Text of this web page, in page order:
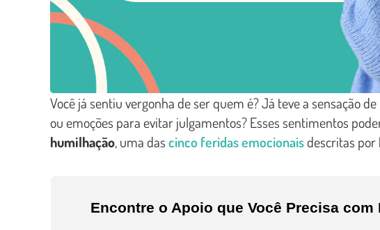
Você já sentiu vergonha de ser quem é? Já teve a sensação
ou emoções para evitar julgamentos? Esses sentimentos
humilhação, uma dascinco feridas emocionaisdescritas por
Encontre o Apoio que Você Precisa